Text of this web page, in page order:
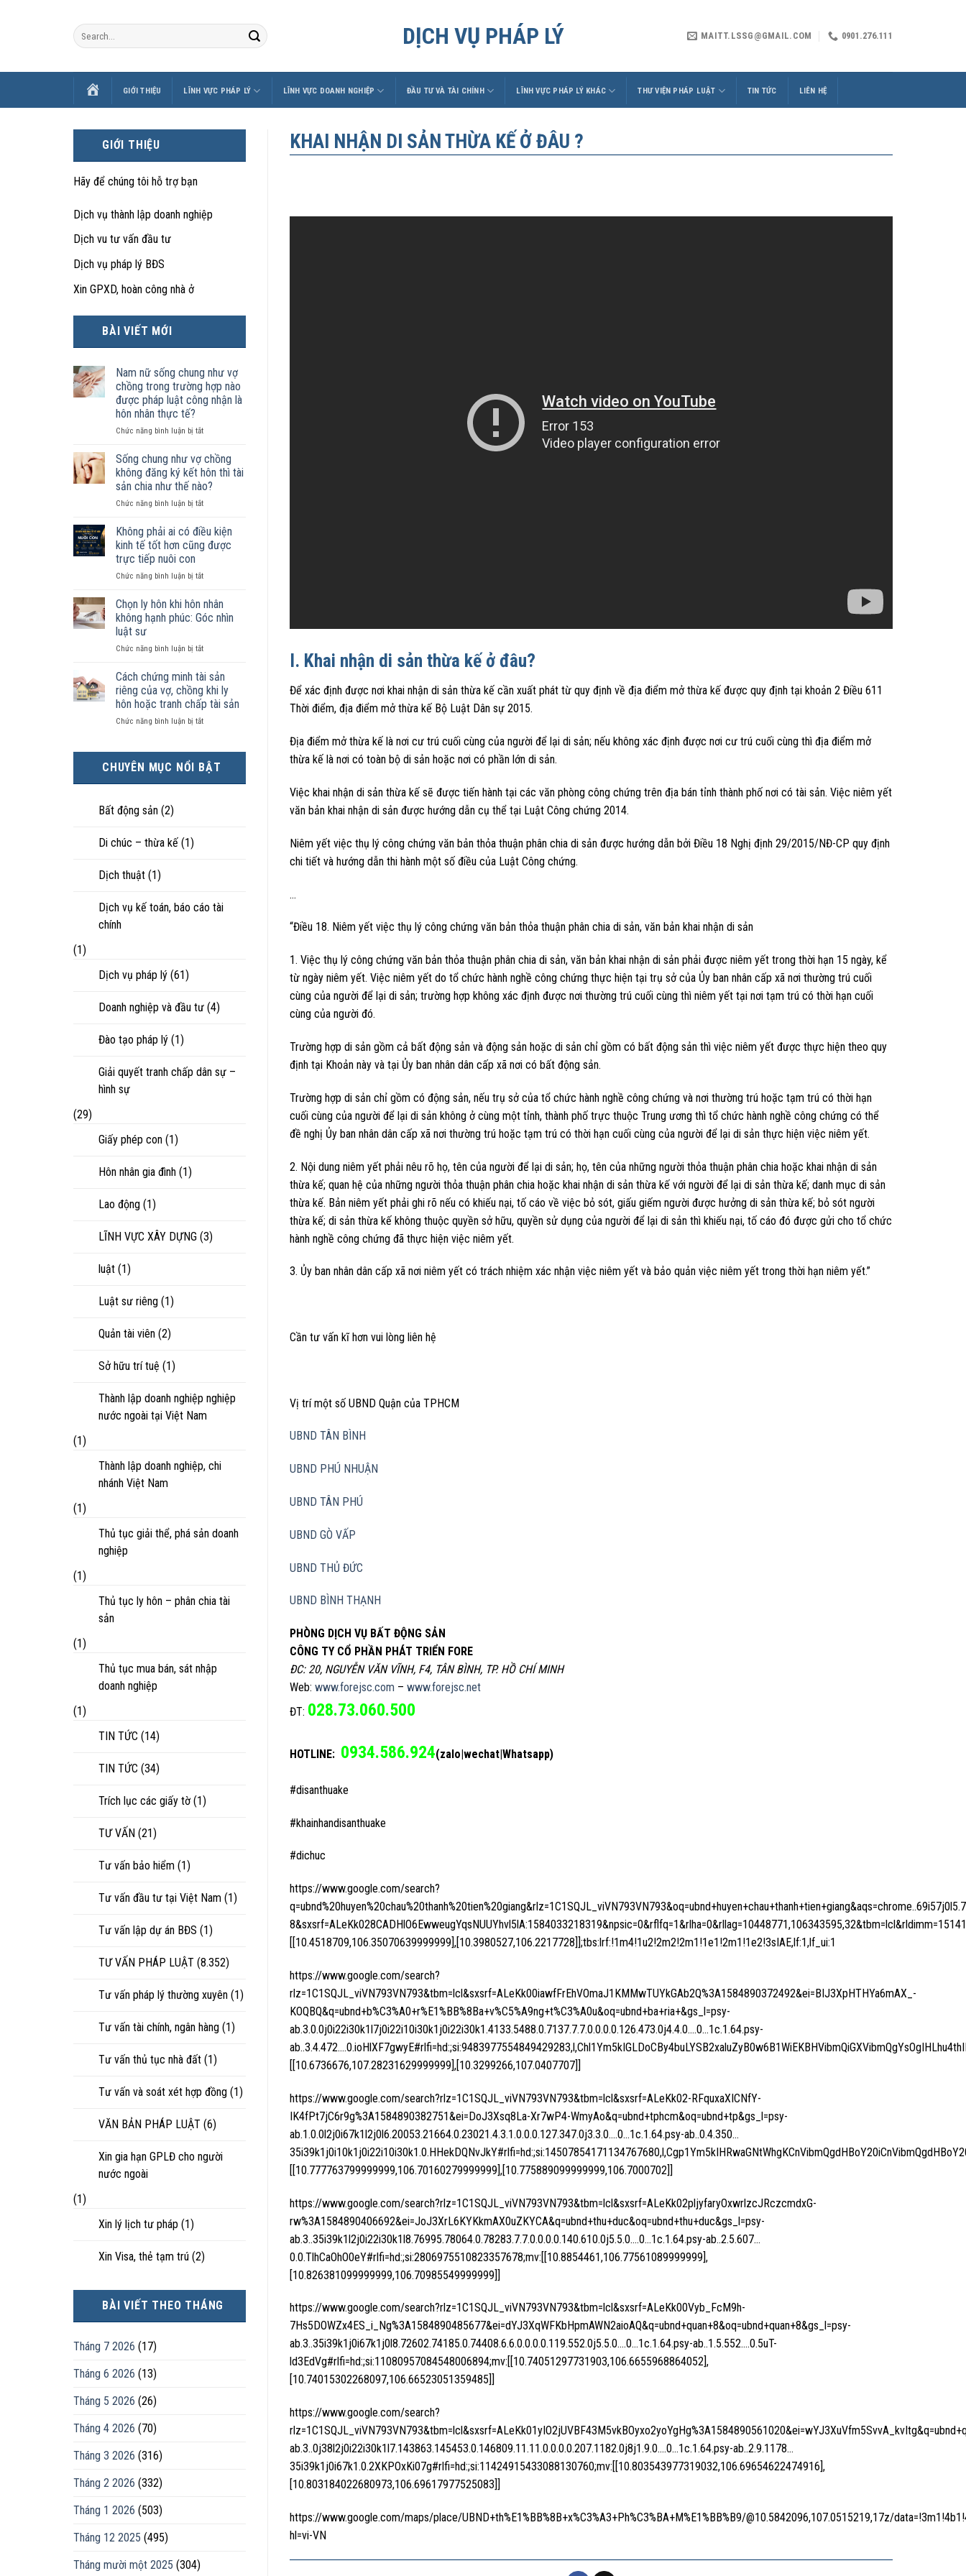
DỊCH VỤ PHÁP LÝ MAITT.LSSG@GMAIL.COM 0901.276.111
TRANGGIỚI THIỆU LĨNH VỰC PHÁP LÝ LĨNH VỰC DOANH NGHIỆP ĐẦU TƯ VÀ TÀI CHÍNH LĨNH VỰC PHÁP LÝ KHÁC THƯ VIỆN PHÁP LUẬT TIN TỨC LIÊN HỆ
GIỚI THIỆU
Hãy để chúng tôi hỗ trợ bạn
Dịch vụ thành lập doanh nghiệp
Dịch vu tư vấn đầu tư
Dịch vụ pháp lý BĐS
Xin GPXD, hoàn công nhà ở
BÀI VIẾT MỚI
Nam nữ sống chung như vợ
chồng trong trường hợp nào
được pháp luật công nhận là
hôn nhân thực tế?
Chức năng bình luận bị tắtở
nữ
sống
chung
như
vợ
trong
trường
hợp
được
luật
công
hôn
thực
tế?
Sống chung như vợ chồng
không đăng ký kết hôn thì tài
sản chia như thế nào?
Chức năng bình luận bị tắtở
chung
như
vợ
không
ký
kết
hôn
tài
chia
như
nào?
Không phải ai có điều kiện
kinh tế tốt hơn cũng được
trực tiếp nuôi con
Chức năng bình luận bị tắtở
phải
ai
có
kiện
tế
tốt
hơn
cũng
được
con
Chọn ly hôn khi hôn nhân
không hạnh phúc: Góc nhìn
luật sư
Chức năng bình luận bị tắtở
ly
hôn
khi
hôn
nhân
Góc
nhìn
Cách chứng minh tài sản
riêng của vợ, chồng khi ly
hôn hoặc tranh chấp tài sản
Chức năng bình luận bị tắtở
tài
chấp
CHUYÊN MỤC NỔI BẬT
Bất động sản (2)
Di chúc – thừa kế (1)
Dịch thuật (1)
Dịch vụ kế toán, báo cáo tài
chính
(1)
Dịch vụ pháp lý (61)
Doanh nghiệp và đầu tư (4)
Đào tạo pháp lý (1)
Giải quyết tranh chấp dân sự –
hình sự
(29)
Giấy phép con (1)
Hôn nhân gia đình (1)
Lao động (1)
LĨNH VỰC XÂY DỰNG (3)
luật (1)
Luật sư riêng (1)
Quản tài viên (2)
Sở hữu trí tuệ (1)
Thành lập doanh nghiệp nghiệp
nước ngoài tại Việt Nam
(1)
Thành lập doanh nghiệp, chi
nhánh Việt Nam
(1)
Thủ tục giải thể, phá sản doanh
nghiệp
(1)
Thủ tục ly hôn – phân chia tài
sản
(1)
Thủ tục mua bán, sát nhập
doanh nghiệp
(1)
TIN TỨC (14)
TIN TỨC (34)
Trích lục các giấy tờ (1)
TƯ VẤN (21)
Tư vấn bảo hiểm (1)
Tư vấn đầu tư tại Việt Nam (1)
Tư vấn lập dự án BĐS (1)
TƯ VẤN PHÁP LUẬT (8.352)
Tư vấn pháp lý thường xuyên (1)
Tư vấn tài chính, ngân hàng (1)
Tư vấn thủ tục nhà đất (1)
Tư vấn và soát xét hợp đồng (1)
VĂN BẢN PHÁP LUẬT (6)
Xin gia hạn GPLĐ cho người
nước ngoài
(1)
Xin lý lịch tư pháp (1)
Xin Visa, thẻ tạm trú (2)
BÀI VIẾT THEO THÁNG
Tháng 7 2026 (17)
Tháng 6 2026 (13)
Tháng 5 2026 (26)
Tháng 4 2026 (70)
Tháng 3 2026 (316)
Tháng 2 2026 (332)
Tháng 1 2026 (503)
Tháng 12 2025 (495)
Tháng mười một 2025 (304)
KHAI NHẬN DI SẢN THỪA KẾ Ở ĐÂU ?
I. Khai nhận di sản thừa kế ở đâu?
Để xác định được nơi khai nhận di sản thừa kế cần xuất phát từ quy định về địa điểm mở thừa kế được quy định tại khoản 2 Điều 611
Thời điểm, địa điểm mở thừa kế Bộ Luật Dân sự 2015.
Địa điểm mở thừa kế là nơi cư trú cuối cùng của người để lại di sản; nếu không xác định được nơi cư trú cuối cùng thì địa điểm mở
thừa kế là nơi có toàn bộ di sản hoặc nơi có phần lớn di sản.
Việc khai nhận di sản thừa kế sẽ được tiến hành tại các văn phòng công chứng trên địa bán tỉnh thành phố nơi có tài sản. Việc niêm yết
văn bản khai nhận di sản được hướng dẫn cụ thể tại Luật Công chứng 2014.
Niêm yết việc thụ lý công chứng văn bản thỏa thuận phân chia di sản được hướng dẫn bởi Điều 18 Nghị định 29/2015/NĐ-CP quy định
chi tiết và hướng dẫn thi hành một số điều của Luật Công chứng.
…
“Điều 18. Niêm yết việc thụ lý công chứng văn bản thỏa thuận phân chia di sản, văn bản khai nhận di sản
1. Việc thụ lý công chứng văn bản thỏa thuận phân chia di sản, văn bản khai nhận di sản phải được niêm yết trong thời hạn 15 ngày, kể
từ ngày niêm yết. Việc niêm yết do tổ chức hành nghề công chứng thực hiện tại trụ sở của Ủy ban nhân cấp xã nơi thường trú cuối
cùng của người để lại di sản; trường hợp không xác định được nơi thường trú cuối cùng thì niêm yết tại nơi tạm trú có thời hạn cuối
cùng của người đó.
Trường hợp di sản gồm cả bất động sản và động sản hoặc di sản chỉ gồm có bất động sản thì việc niêm yết được thực hiện theo quy
định tại Khoản này và tại Ủy ban nhân dân cấp xã nơi có bất động sản.
Trường hợp di sản chỉ gồm có động sản, nếu trụ sở của tổ chức hành nghề công chứng và nơi thường trú hoặc tạm trú có thời hạn
cuối cùng của người để lại di sản không ở cùng một tỉnh, thành phố trực thuộc Trung ương thì tổ chức hành nghề công chứng có thể
đề nghị Ủy ban nhân dân cấp xã nơi thường trú hoặc tạm trú có thời hạn cuối cùng của người để lại di sản thực hiện việc niêm yết.
2. Nội dung niêm yết phải nêu rõ họ, tên của người để lại di sản; họ, tên của những người thỏa thuận phân chia hoặc khai nhận di sản
thừa kế; quan hệ của những người thỏa thuận phân chia hoặc khai nhận di sản thừa kế với người để lại di sản thừa kế; danh mục di sản
thừa kế. Bản niêm yết phải ghi rõ nếu có khiếu nại, tố cáo về việc bỏ sót, giấu giếm người được hưởng di sản thừa kế; bỏ sót người
thừa kế; di sản thừa kế không thuộc quyền sở hữu, quyền sử dụng của người để lại di sản thì khiếu nại, tố cáo đó được gửi cho tổ chức
hành nghề công chứng đã thực hiện việc niêm yết.
3. Ủy ban nhân dân cấp xã nơi niêm yết có trách nhiệm xác nhận việc niêm yết và bảo quản việc niêm yết trong thời hạn niêm yết.”
Cần tư vấn kĩ hơn vui lòng liên hệ
Vị trí một số UBND Quận của TPHCM
UBND TÂN BÌNH
UBND PHÚ NHUẬN
UBND TÂN PHÚ
UBND GÒ VẤP
UBND THỦ ĐỨC
UBND BÌNH THẠNH
PHÒNG DỊCH VỤ BẤT ĐỘNG SẢN
CÔNG TY CỔ PHẦN PHÁT TRIỂN FORE
ĐC: 20, NGUYỄN VĂN VĨNH, F4, TÂN BÌNH, TP. HỒ CHÍ MINH
Web: www.forejsc.com – www.forejsc.net
ĐT: 028.73.060.500
HOTLINE: 0934.586.924(zalo|wechat|Whatsapp)
#disanthuake
#khainhandisanthuake
#dichuc
https://www.google.com/search?
[[10.4518709,106.35070639999999],[10.3980527,106.2217728]];tbs:lrf:!1m4!1u2!2m2!2m1!1e1!2m1!1e2!3sIAE,lf:1,lf_ui:1
https://www.google.com/search?
rlz=1C1SQJL_viVN793VN793&tbm=lcl&sxsrf=ALeKk00iawfFrEhVOmaJ1KMMwTUYkGAb2Q%3A1584890372492&ei=BIJ3XpHTHYa6mAX_-
KOQBQ&q=ubnd+b%C3%A0+r%E1%BB%8Ba+v%C5%A9ng+t%C3%A0u&oq=ubnd+ba+ria+&gs_l=psy-
ab.3.0.0j0i22i30k1l7j0i22i10i30k1j0i22i30k1.4133.5488.0.7137.7.7.0.0.0.0.126.473.0j4.4.0….0…1c.1.64.psy-
[[10.6736676,107.28231629999999],[10.3299266,107.0407707]]
https://www.google.com/search?rlz=1C1SQJL_viVN793VN793&tbm=lcl&sxsrf=ALeKk02-RFquxaXICNfY-
IK4fPt7jC6r9g%3A1584890382751&ei=DoJ3Xsq8La-Xr7wP4-WmyAo&q=ubnd+tphcm&oq=ubnd+tp&gs_l=psy-
ab.1.0.0l2j0i67k1l2j0l6.20053.21664.0.23021.4.3.1.0.0.0.127.347.0j3.3.0….0…1c.1.64.psy-ab..0.4.350…
[[10.777763799999999,106.70160279999999],[10.775889099999999,106.7000702]]
https://www.google.com/search?rlz=1C1SQJL_viVN793VN793&tbm=lcl&sxsrf=ALeKk02pljyfaryOxwrlzcJRczcmdxG-
rw%3A1584890406692&ei=JoJ3XrL6KYKkmAX0uZKYCA&q=ubnd+thu+duc&oq=ubnd+thu+duc&gs_l=psy-
ab.3..35i39k1l2j0i22i30k1l8.76995.78064.0.78283.7.7.0.0.0.0.140.610.0j5.5.0….0…1c.1.64.psy-ab..2.5.607…
0.0.TlhCaOhO0eY#rlfi=hd:;si:2806975510823357678;mv:[[10.8854461,106.77561089999999],
[10.826381099999999,106.70985549999999]]
https://www.google.com/search?rlz=1C1SQJL_viVN793VN793&tbm=lcl&sxsrf=ALeKk00Vyb_FcM9h-
7Hs5DOWZx4ES_i_Ng%3A1584890485677&ei=dYJ3XqWFKbHpmAWN2aioAQ&q=ubnd+quan+8&oq=ubnd+quan+8&gs_l=psy-
ab.3..35i39k1j0i67k1j0l8.72602.74185.0.74408.6.6.0.0.0.0.119.552.0j5.5.0….0…1c.1.64.psy-ab..1.5.552….0.5uT-
ld3EdVg#rlfi=hd:;si:11080957084548006894;mv:[[10.74051297731903,106.6655968864052],
[10.74015302268097,106.66523051359485]]
https://www.google.com/search?
ab.3..0j38l2j0i22i30k1l7.143863.145453.0.146809.11.11.0.0.0.0.207.1182.0j8j1.9.0….0…1c.1.64.psy-ab..2.9.1178…
35i39k1j0i67k1.0.2XKPOxKi07g#rlfi=hd:;si:11424915433088130760;mv:[[10.803543977319032,106.69654622474916],
[10.803184022680973,106.69617977525083]]
https://www.google.com/maps/place/UBND+th%E1%BB%8B+x%C3%A3+Ph%C3%BA+M%E1%BB%B9/@10.5842096,107.0515219,17z/
hl=vi-VN